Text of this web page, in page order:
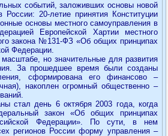
событий, заложивших основы новой
20-летие принятия Конституции
основы местного самоуправления в
Европейской Хартии местного
закона №131-ФЗ «Об общих принципах
Федерации.
но значительные для развития
За прошедшее время были созданы
сформирована его финансово –
накоплен огромный общественно –
стал день 6 октября 2003 года, когда
закон «Об общих принципах
Федерации». По сути, в нем
регионов России форму управления –